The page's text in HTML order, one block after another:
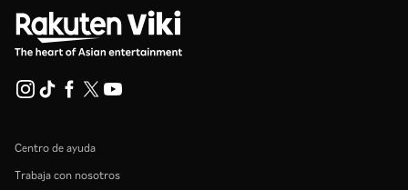
Centro de ayuda
Trabaja con nosotros